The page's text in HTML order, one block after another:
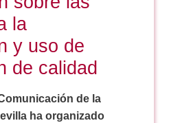
la
y uso de
de calidad
de la
ha organizado